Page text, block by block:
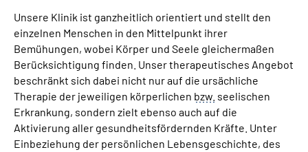
Unsere Klinik ist ganzheitlich orientiert und stellt den
einzelnen Menschen in den Mittelpunkt ihrer
Bemühungen, wobei Körper und Seele gleichermaßen
Berücksichtigung finden. Unser therapeutisches Angebot
beschränkt sich dabei nicht nur auf die ursächliche
Therapie der jeweiligen körperlichen bzw. seelischen
Erkrankung, sondern zielt ebenso auch auf die
Aktivierung aller gesundheitsfördernden Kräfte. Unter
Einbeziehung der persönlichen Lebensgeschichte, des